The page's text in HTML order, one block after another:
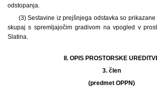
odstopanja.
(3) Sestavine iz prejšnjega odstavka so
skupaj s spremljajočim gradivom na vpogled v
Slatina.
II. OPIS PROSTORSKE
3. člen
(predmet OPPN)